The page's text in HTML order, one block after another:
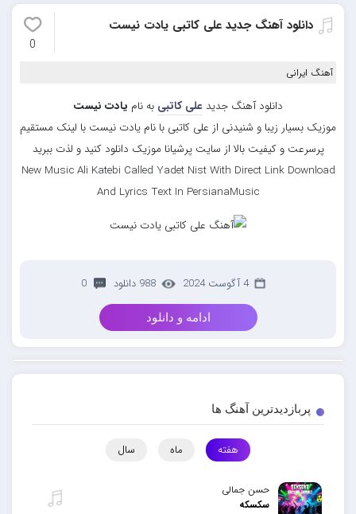
دانلود آهنگ جدید علی کاتبی یادت نیست
0
آهنگ ایرانی
دانلود آهنگ جدید علی کاتبی به نام یادت نیست
موزیک بسیار زیبا و شنیدنی از علی کاتبی با نام یادت نیست با لینک مستقیم
پرسرعت و کیفیت بالا از سایت پرشیانا موزیک دانلود کنید و لذت ببرید
New Music Ali Katebi Called Yadet Nist With Direct Link Download
And Lyrics Text In PersianaMusic
4 آگوست 2024 988 دانلود 0
ادامه و دانلود
پربازدیدترین آهنگ ها
هفته ماه سال
حسن جمالی
سکسکه